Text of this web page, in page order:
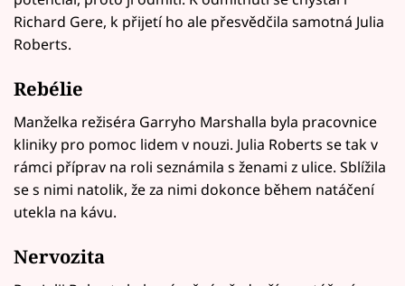
Richard Gere, k přijetí ho ale přesvědčila samotná Julia
Roberts.
Rebélie
Manželka režiséra Garryho Marshalla byla pracovnice
kliniky pro pomoc lidem v nouzi. Julia Roberts se tak v
rámci příprav na roli seznámila s ženami z ulice. Sblížila
se s nimi natolik, že za nimi dokonce během natáčení
utekla na kávu.
Nervozita